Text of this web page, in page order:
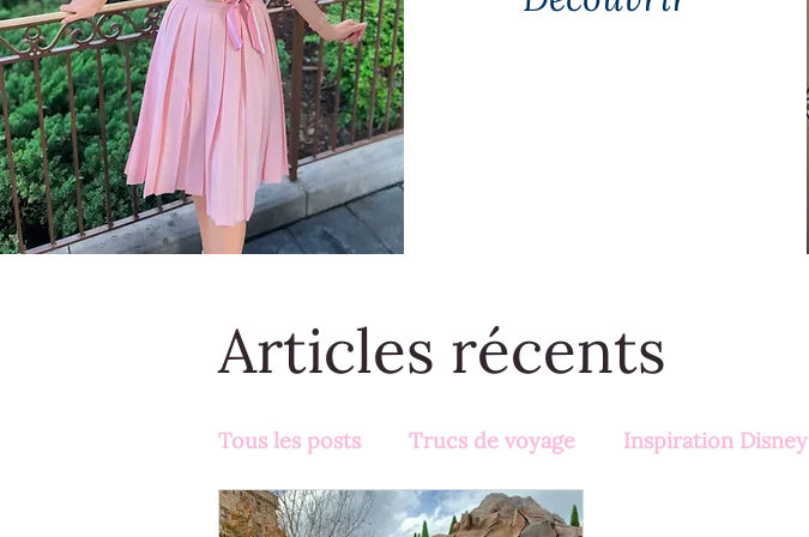
Articles récents
Tous les posts Trucs de voyage Inspiration Disney